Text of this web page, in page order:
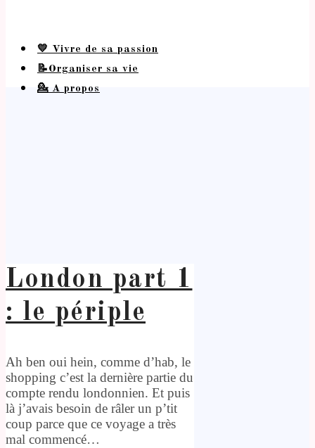
💛 Vivre de sa passion
📝Organiser sa vie
💁 A propos
London part 1
: le périple
Ah ben oui hein, comme d’hab, le
shopping c’est la dernière partie du
compte rendu londonnien. Et puis
là j’avais besoin de râler un p’tit
coup parce que ce voyage a très
mal commencé…